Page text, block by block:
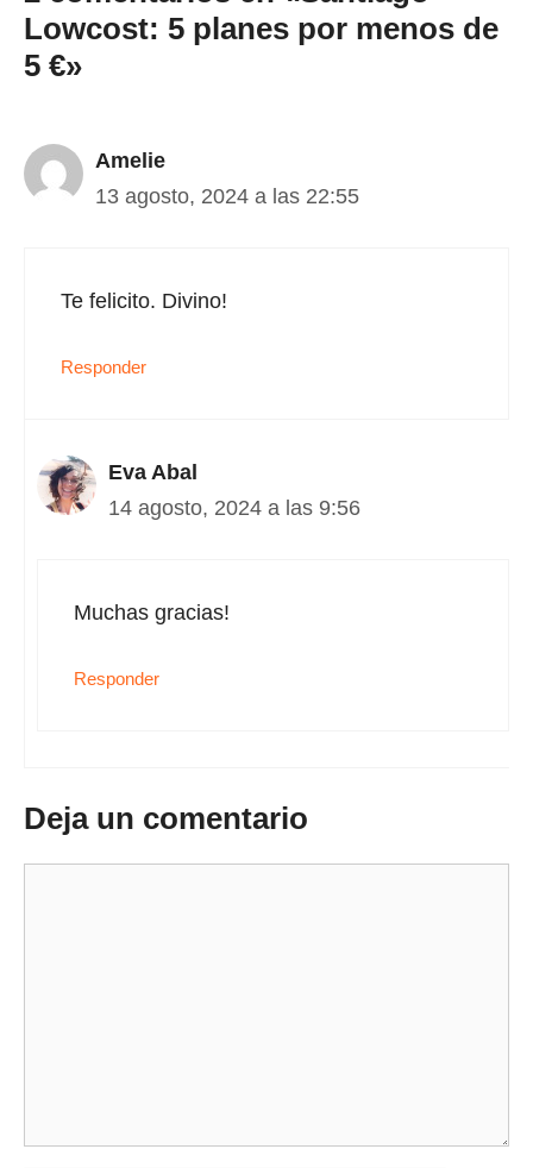
Lowcost: 5 planes por menos de
5 €»
Amelie
13 agosto, 2024 a las 22:55
Te felicito. Divino!
Responder
Eva Abal
14 agosto, 2024 a las 9:56
Muchas gracias!
Responder
Deja un comentario